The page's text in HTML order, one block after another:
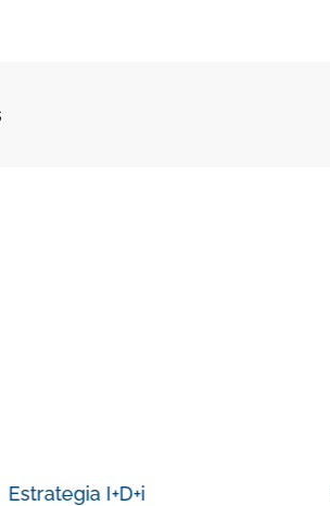
Estrategia I+D+i